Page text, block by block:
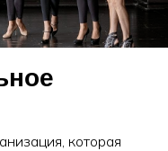
которая